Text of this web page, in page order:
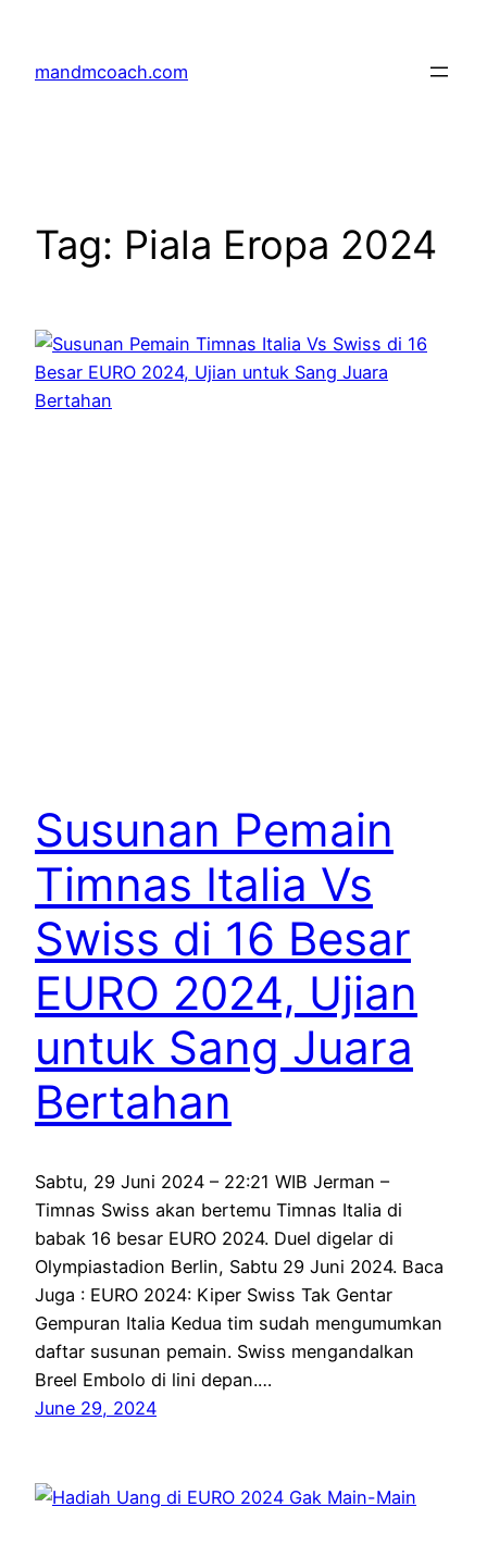
content
mandmcoach.com
Tag: Piala Eropa 2024
Susunan Pemain
Timnas Italia Vs
Swiss di 16 Besar
EURO 2024, Ujian
untuk Sang Juara
Bertahan
Sabtu, 29 Juni 2024 – 22:21 WIB Jerman –
Timnas Swiss akan bertemu Timnas Italia di
babak 16 besar EURO 2024. Duel digelar di
Olympiastadion Berlin, Sabtu 29 Juni 2024. Baca
Juga : EURO 2024: Kiper Swiss Tak Gentar
Gempuran Italia Kedua tim sudah mengumumkan
daftar susunan pemain. Swiss mengandalkan
Breel Embolo di lini depan.…
June 29, 2024